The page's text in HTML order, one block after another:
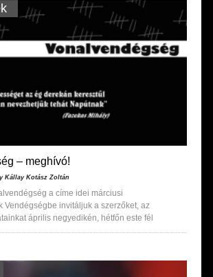
– meghívó!
Kállay Kotász Zoltán
a címe idei márciusi
Vendégségbe invitáljuk a szerzőket, az
április negyedikén, hétfőn este fél